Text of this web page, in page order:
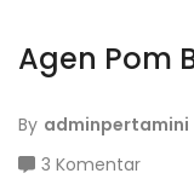
Agen Pom
By adminpertamini
3 Komentarpada